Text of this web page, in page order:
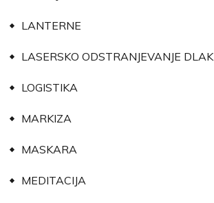
LANTERNE
LASERSKO ODSTRANJEVANJE DLAK
LOGISTIKA
MARKIZA
MASKARA
MEDITACIJA